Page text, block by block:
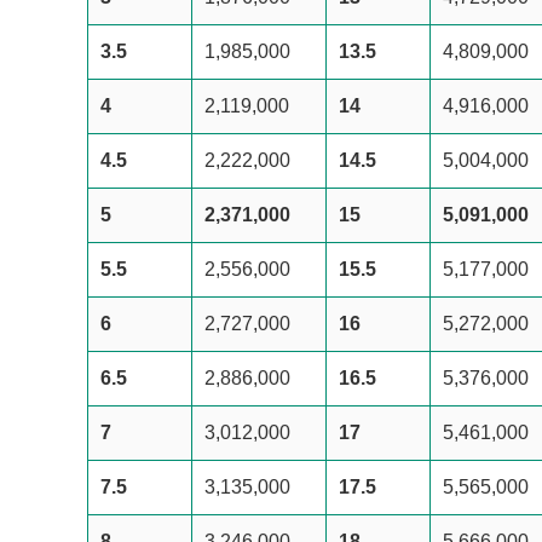
3.5 1,985,000 13.5 4,809,000
4 2,119,000 14 4,916,000
4.5 2,222,000 14.5 5,004,000
5 2,371,000 15 5,091,000
5.5 2,556,000 15.5 5,177,000
6 2,727,000 16 5,272,000
6.5 2,886,000 16.5 5,376,000
7 3,012,000 17 5,461,000
7.5 3,135,000 17.5 5,565,000